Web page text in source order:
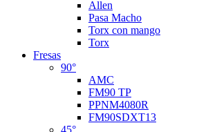
Allen
Pasa Macho
Torx con mango
Torx
Fresas
90°
AMC
FM90 TP
PPNM4080R
FM90SDXT13
45°